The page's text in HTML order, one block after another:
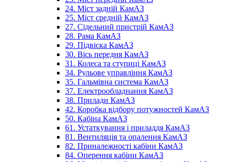
24. Міст задній КамАЗ
25. Міст средній КамАЗ
27. Сідельний пристрій КамАЗ
28. Рама КамАЗ
29. Підвіска КамАЗ
30. Вісь передня КамАЗ
31. Колеса та ступиці КамАЗ
34. Рульове управління КамАЗ
35. Гальмівна система КамАЗ
37. Електрообладнання КамАЗ
38. Прилади КамАЗ
42. Коробка відбору потужностей КамАЗ
50. Кабіна КамАЗ
61. Устаткування і приладдя КамАЗ
81. Вентиляція та опалення КамАЗ
82. Приналежності кабіни КамАЗ
84. Оперення кабіни КамАЗ